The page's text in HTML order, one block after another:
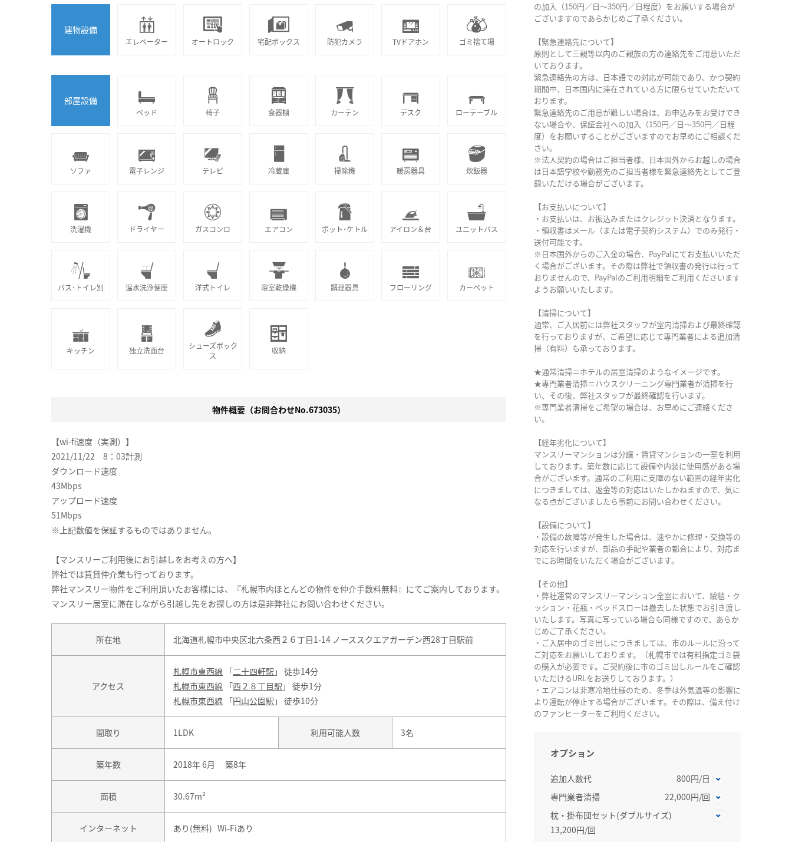
の加入（150円／日～350円／日程度）をお願いする場合が
ございますのであらかじめご了承ください。
【緊急連絡先について】
原則として三親等以内のご親族の方の連絡先をご用意いただ
いております。
緊急連絡先の方は、日本語での対応が可能であり、かつ契約
期間中、日本国内に滞在されている方に限らせていただいて
おります。
緊急連絡先のご用意が難しい場合は、お申込みをお受けでき
ない場合や、保証会社への加入（150円／日～350円／日程
度）をお願いすることがございますのでお早めにご相談くだ
さい。
※法人契約の場合はご担当者様、日本国外からお越しの場合
は日本語学校や勤務先のご担当者様を緊急連絡先としてご登
録いただける場合がございます。
【お支払いについて】
・お支払いは、お振込みまたはクレジット決済となります。
・領収書はメール（または電子契約システム）でのみ発行・
送付可能です。
※日本国外からのご入金の場合、PayPalにてお支払いいただ
く場合がございます。その際は弊社で領収書の発行は行って
おりませんので、PayPalのご利用明細をご利用くださいます
ようお願いいたします。
【清掃について】
通常、ご入居前には弊社スタッフが室内清掃および最終確認
を行っておりますが、ご希望に応じて専門業者による追加清
掃（有料）も承っております。
★通常清掃＝ホテルの居室清掃のようなイメージです。
★専門業者清掃＝ハウスクリーニング専門業者が清掃を行
い、その後、弊社スタッフが最終確認を行います。
※専門業者清掃をご希望の場合は、お早めにご連絡くださ
い。
【経年劣化について】
マンスリーマンションは分譲・賃貸マンションの一室を利用
しております。築年数に応じて設備や内装に使用感がある場
合がございます。通常のご利用に支障のない範囲の経年劣化
につきましては、返金等の対応はいたしかねますので、気に
なる点がございましたら事前にお問い合わせください。
【設備について】
・設備の故障等が発生した場合は、速やかに修理・交換等の
対応を行いますが、部品の手配や業者の都合により、対応ま
でにお時間をいただく場合がございます。
【その他】
・弊社運営のマンスリーマンション全室において、絨毯・ク
ッション・花瓶・ベッドスローは撤去した状態でお引き渡し
いたします。写真に写っている場合も同様ですので、あらか
じめご了承ください。
・ご入居中のゴミ出しにつきましては、市のルールに沿って
ご対応をお願いしております。（札幌市では有料指定ゴミ袋
の購入が必要です。ご契約後に市のゴミ出しルールをご確認
いただけるURLをお送りしております。）
・エアコンは非寒冷地仕様のため、冬季は外気温等の影響に
より運転が停止する場合がございます。その際は、備え付け
のファンヒーターをご利用ください。
オプション
追加人数代
800円/日
専門業者清掃
22,000円/回
枕・掛布団セット(ダブルサイズ)
13,200円/回
建物設備
エレベーター オートロック 宅配ボックス 防犯カメラ TVドアホン ゴミ捨て場
部屋設備
ベッド 椅子 食器棚 カーテン デスク ローテーブル
ソファ 電子レンジ テレビ 冷蔵庫 掃除機 暖房器具 炊飯器
洗濯機 ドライヤー ガスコンロ エアコン ポット･ケトル アイロン＆台 ユニットバス
バス･トイレ別 温水洗浄便座 洋式トイレ 浴室乾燥機 調理器具 フローリング カーペット
キッチン 独立洗面台
シューズボック
ス
収納
物件概要（お問合わせNo.673035）
【wi-fi速度（実測）】
2021/11/22 8：03計測
ダウンロード速度
43Mbps
アップロード速度
51Mbps
※上記数値を保証するものではありません。
【マンスリーご利用後にお引越しをお考えの方へ】
弊社では賃貸仲介業も行っております。
弊社マンスリー物件をご利用頂いたお客様には、『札幌市内ほとんどの物件を仲介手数料無料』にてご案内しております。
マンスリー居室に滞在しながら引越し先をお探しの方は是非弊社にお問い合わせください。
所在地 北海道札幌市中央区北六条西２６丁目1-14 ノーススクエアガーデン西28丁目駅前
アクセス
札幌市東西線 「二十四軒駅 」 徒歩14分
札幌市東西線 「西２８丁目駅 」 徒歩1分
札幌市東西線 「円山公園駅 」 徒歩10分
間取り 1LDK 利用可能人数 3名
築年数 2018年 6月 築8年
面積 30.67m²
インターネット あり(無料) Wi-Fiあり